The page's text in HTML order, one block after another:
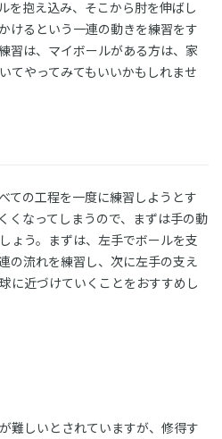
を抱え込み、そこから肘を伸ばし
けるという一連の動きを練習をす
習は、マイボールがある方は、家
てやってみてもいいかもしれませ
ての工程を一度に練習しようとす
くなってしまうので、まずは手の動
ょう。まずは、左手でボールを支
の流れを練習し、次に左手の支え
に近づけていくことをおすすめし
難しいとされていますが、修得す